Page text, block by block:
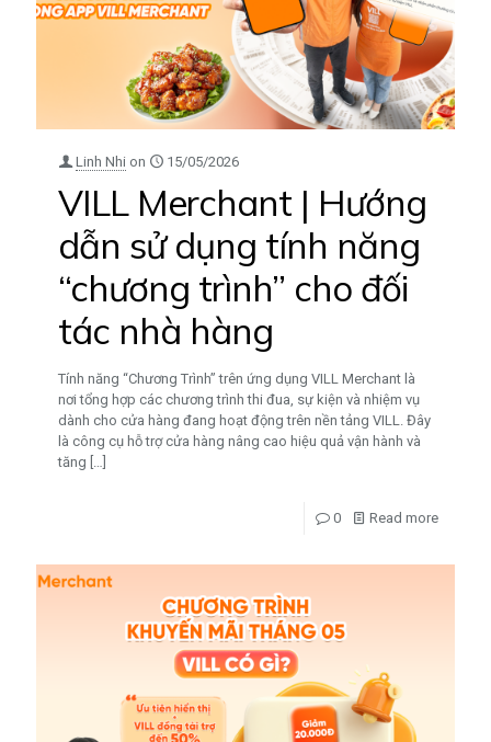
Linh Nhi on 15/05/2026
VILL Merchant | Hướng
dẫn sử dụng tính năng
“chương trình” cho đối
tác nhà hàng
Tính năng “Chương Trình” trên ứng dụng VILL Merchant là
nơi tổng hợp các chương trình thi đua, sự kiện và nhiệm vụ
dành cho cửa hàng đang hoạt động trên nền tảng VILL. Đây
là công cụ hỗ trợ cửa hàng nâng cao hiệu quả vận hành và
tăng […]
0 Read more